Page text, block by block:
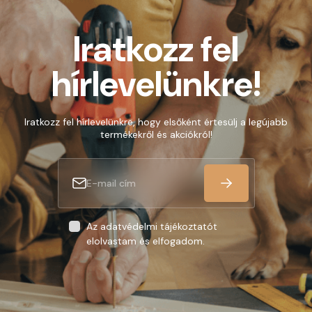
Iratkozz fel
hírlevelünkre!
Iratkozz fel hírlevelünkre, hogy elsőként értesülj a legújabb
termékekről és akciókról!
Az adatvédelmi tájékoztatót
elolvastam és elfogadom.